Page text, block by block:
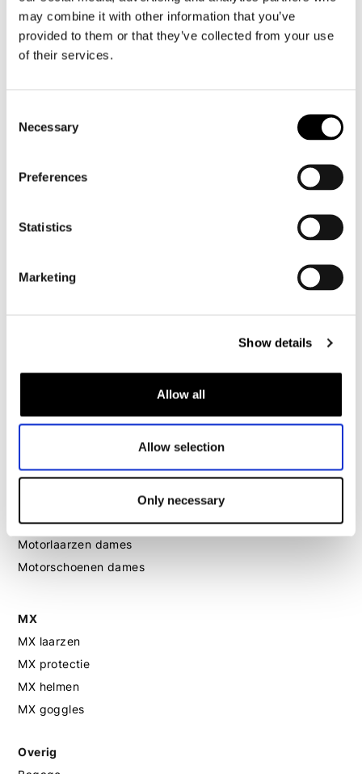
may combine it with other information that you’ve
provided to them or that they’ve collected from your use
of their services.
Selection
Necessary
Preferences
Statistics
Marketing
Show details
Allow all
Allow selection
Only necessary
Motorbroek heren
Motorpak heren
Motorjeans heren
Motorhelm heren
Motorschoenen heren
Dames
Motorpak dames
Motor leggings dames
Motorhandschoenen dames
Motorlaarzen dames
Motorschoenen dames
MX
MX laarzen
MX protectie
MX helmen
MX goggles
Overig